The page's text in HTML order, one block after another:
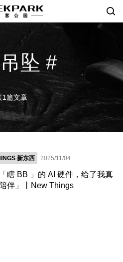
坠 #
1篇文章
新东西 2025/11/04
瞎 BB 」的 AI 硬件，给了我真
伴」丨New Things